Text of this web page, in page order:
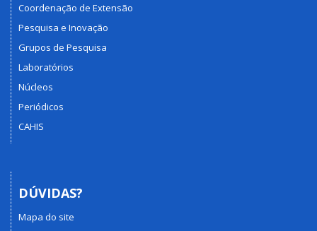
Coordenação de Extensão
Pesquisa e Inovação
Grupos de Pesquisa
Laboratórios
Núcleos
Periódicos
CAHIS
DÚVIDAS?
Mapa do site